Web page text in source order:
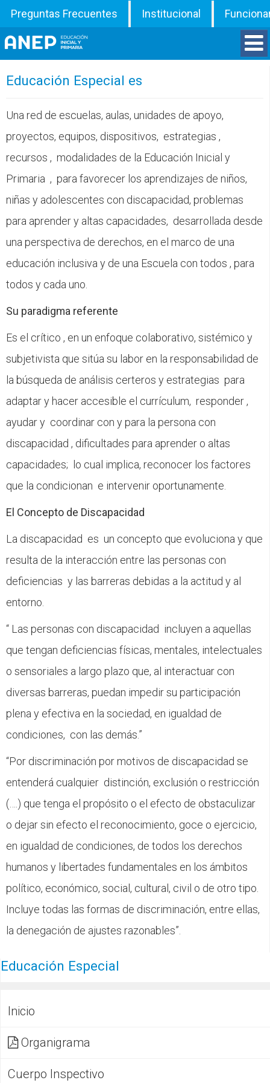
Preguntas Frecuentes Institucional
Divisiones
Departamentos
Inspecciones
Programas
Documentos
Noticias
Educación Especial es
Una red de escuelas, aulas, unidades de apoyo,
proyectos, equipos, dispositivos, estrategias ,
recursos , modalidades de la Educación Inicial y
Primaria , para favorecer los aprendizajes de niños,
niñas y adolescentes con discapacidad, problemas
para aprender y altas capacidades, desarrollada desde
una perspectiva de derechos, en el marco de una
educación inclusiva y de una Escuela con todos , para
todos y cada uno.
Su paradigma referente
Es el crítico , en un enfoque colaborativo, sistémico y
subjetivista que sitúa su labor en la responsabilidad de
la búsqueda de análisis certeros y estrategias para
adaptar y hacer accesible el currículum, responder ,
ayudar y coordinar con y para la persona con
discapacidad , dificultades para aprender o altas
capacidades; lo cual implica, reconocer los factores
que la condicionan e intervenir oportunamente.
El Concepto de Discapacidad
La discapacidad es un concepto que evoluciona y que
resulta de la interacción entre las personas con
deficiencias y las barreras debidas a la actitud y al
entorno.
“ Las personas con discapacidad incluyen a aquellas
que tengan deficiencias físicas, mentales, intelectuales
o sensoriales a largo plazo que, al interactuar con
diversas barreras, puedan impedir su participación
plena y efectiva en la sociedad, en igualdad de
condiciones, con las demás.”
“Por discriminación por motivos de discapacidad se
entenderá cualquier distinción, exclusión o restricción
(….) que tenga el propósito o el efecto de obstaculizar
o dejar sin efecto el reconocimiento, goce o ejercicio,
en igualdad de condiciones, de todos los derechos
humanos y libertades fundamentales en los ámbitos
político, económico, social, cultural, civil o de otro tipo.
Incluye todas las formas de discriminación, entre ellas,
la denegación de ajustes razonables”.
Educación Especial
Inicio
Organigrama
Cuerpo Inspectivo